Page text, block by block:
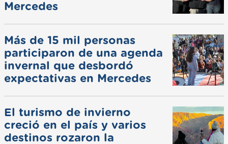
Mercedes
Más de 15 mil personas
participaron de una agenda
invernal que desbordó
expectativas en Mercedes
El turismo de invierno
creció en el país y varios
destinos rozaron la